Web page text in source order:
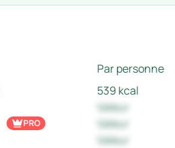
Par personne
539 kcal
Valeur
Valeur
Valeur
PRO